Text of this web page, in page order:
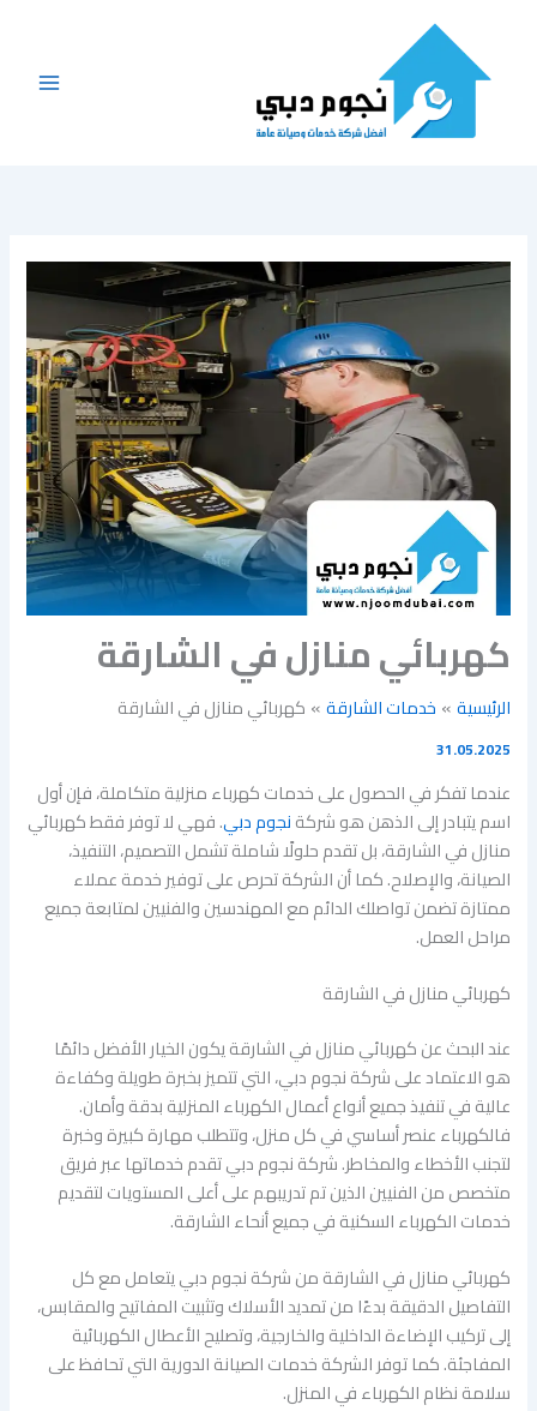
المحتوى
كهربائي منازل في الشارقة
الرئيسية خدمات الشارقة كهربائي منازل في الشارقة
31.05.2025
عندما تفكر في الحصول على خدمات كهرباء منزلية متكاملة، فإن أول
اسم يتبادر إلى الذهن هو شركةنجوم دبي. فهي لا توفر فقط كهربائي
منازل في الشارقة، بل تقدم حلولًا شاملة تشمل التصميم، التنفيذ،
الصيانة، والإصلاح. كما أن الشركة تحرص على توفير خدمة عملاء
ممتازة تضمن تواصلك الدائم مع المهندسين والفنيين لمتابعة جميع
مراحل العمل.
كهربائي منازل في الشارقة
عند البحث عن كهربائي منازل في الشارقة يكون الخيار الأفضل دائمًا
هو الاعتماد على شركة نجوم دبي، التي تتميز بخبرة طويلة وكفاءة
عالية في تنفيذ جميع أنواع أعمال الكهرباء المنزلية بدقة وأمان.
فالكهرباء عنصر أساسي في كل منزل، وتتطلب مهارة كبيرة وخبرة
لتجنب الأخطاء والمخاطر. شركة نجوم دبي تقدم خدماتها عبر فريق
متخصص من الفنيين الذين تم تدريبهم على أعلى المستويات لتقديم
خدمات الكهرباء السكنية في جميع أنحاء الشارقة.
كهربائي منازل في الشارقة من شركة نجوم دبي يتعامل مع كل
التفاصيل الدقيقة بدءًا من تمديد الأسلاك وتثبيت المفاتيح والمقابس،
إلى تركيب الإضاءة الداخلية والخارجية، وتصليح الأعطال الكهربائية
المفاجئة. كما توفر الشركة خدمات الصيانة الدورية التي تحافظ على
سلامة نظام الكهرباء في المنزل.